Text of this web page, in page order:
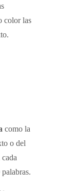
color las
como la
o del